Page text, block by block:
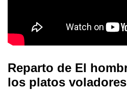
Reparto de El
los platos voladores